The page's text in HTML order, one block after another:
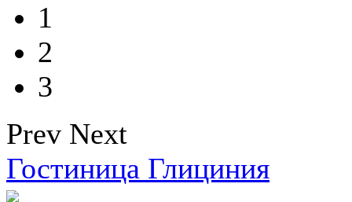
1
2
3
Prev Next
Гостиница Глициния